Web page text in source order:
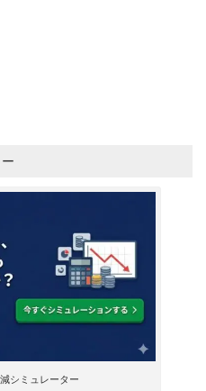
シミュレーター